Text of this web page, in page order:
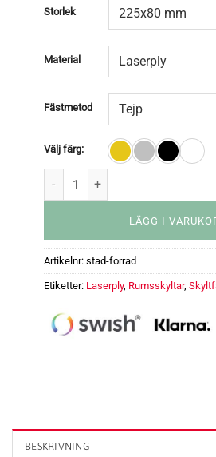
Storlek
Material
Fästmetod
Välj färg:
LÄGG I
Artikelnr: stad-forrad
Etiketter: Laserply, Rumsskyltar,
BESKRIVNING